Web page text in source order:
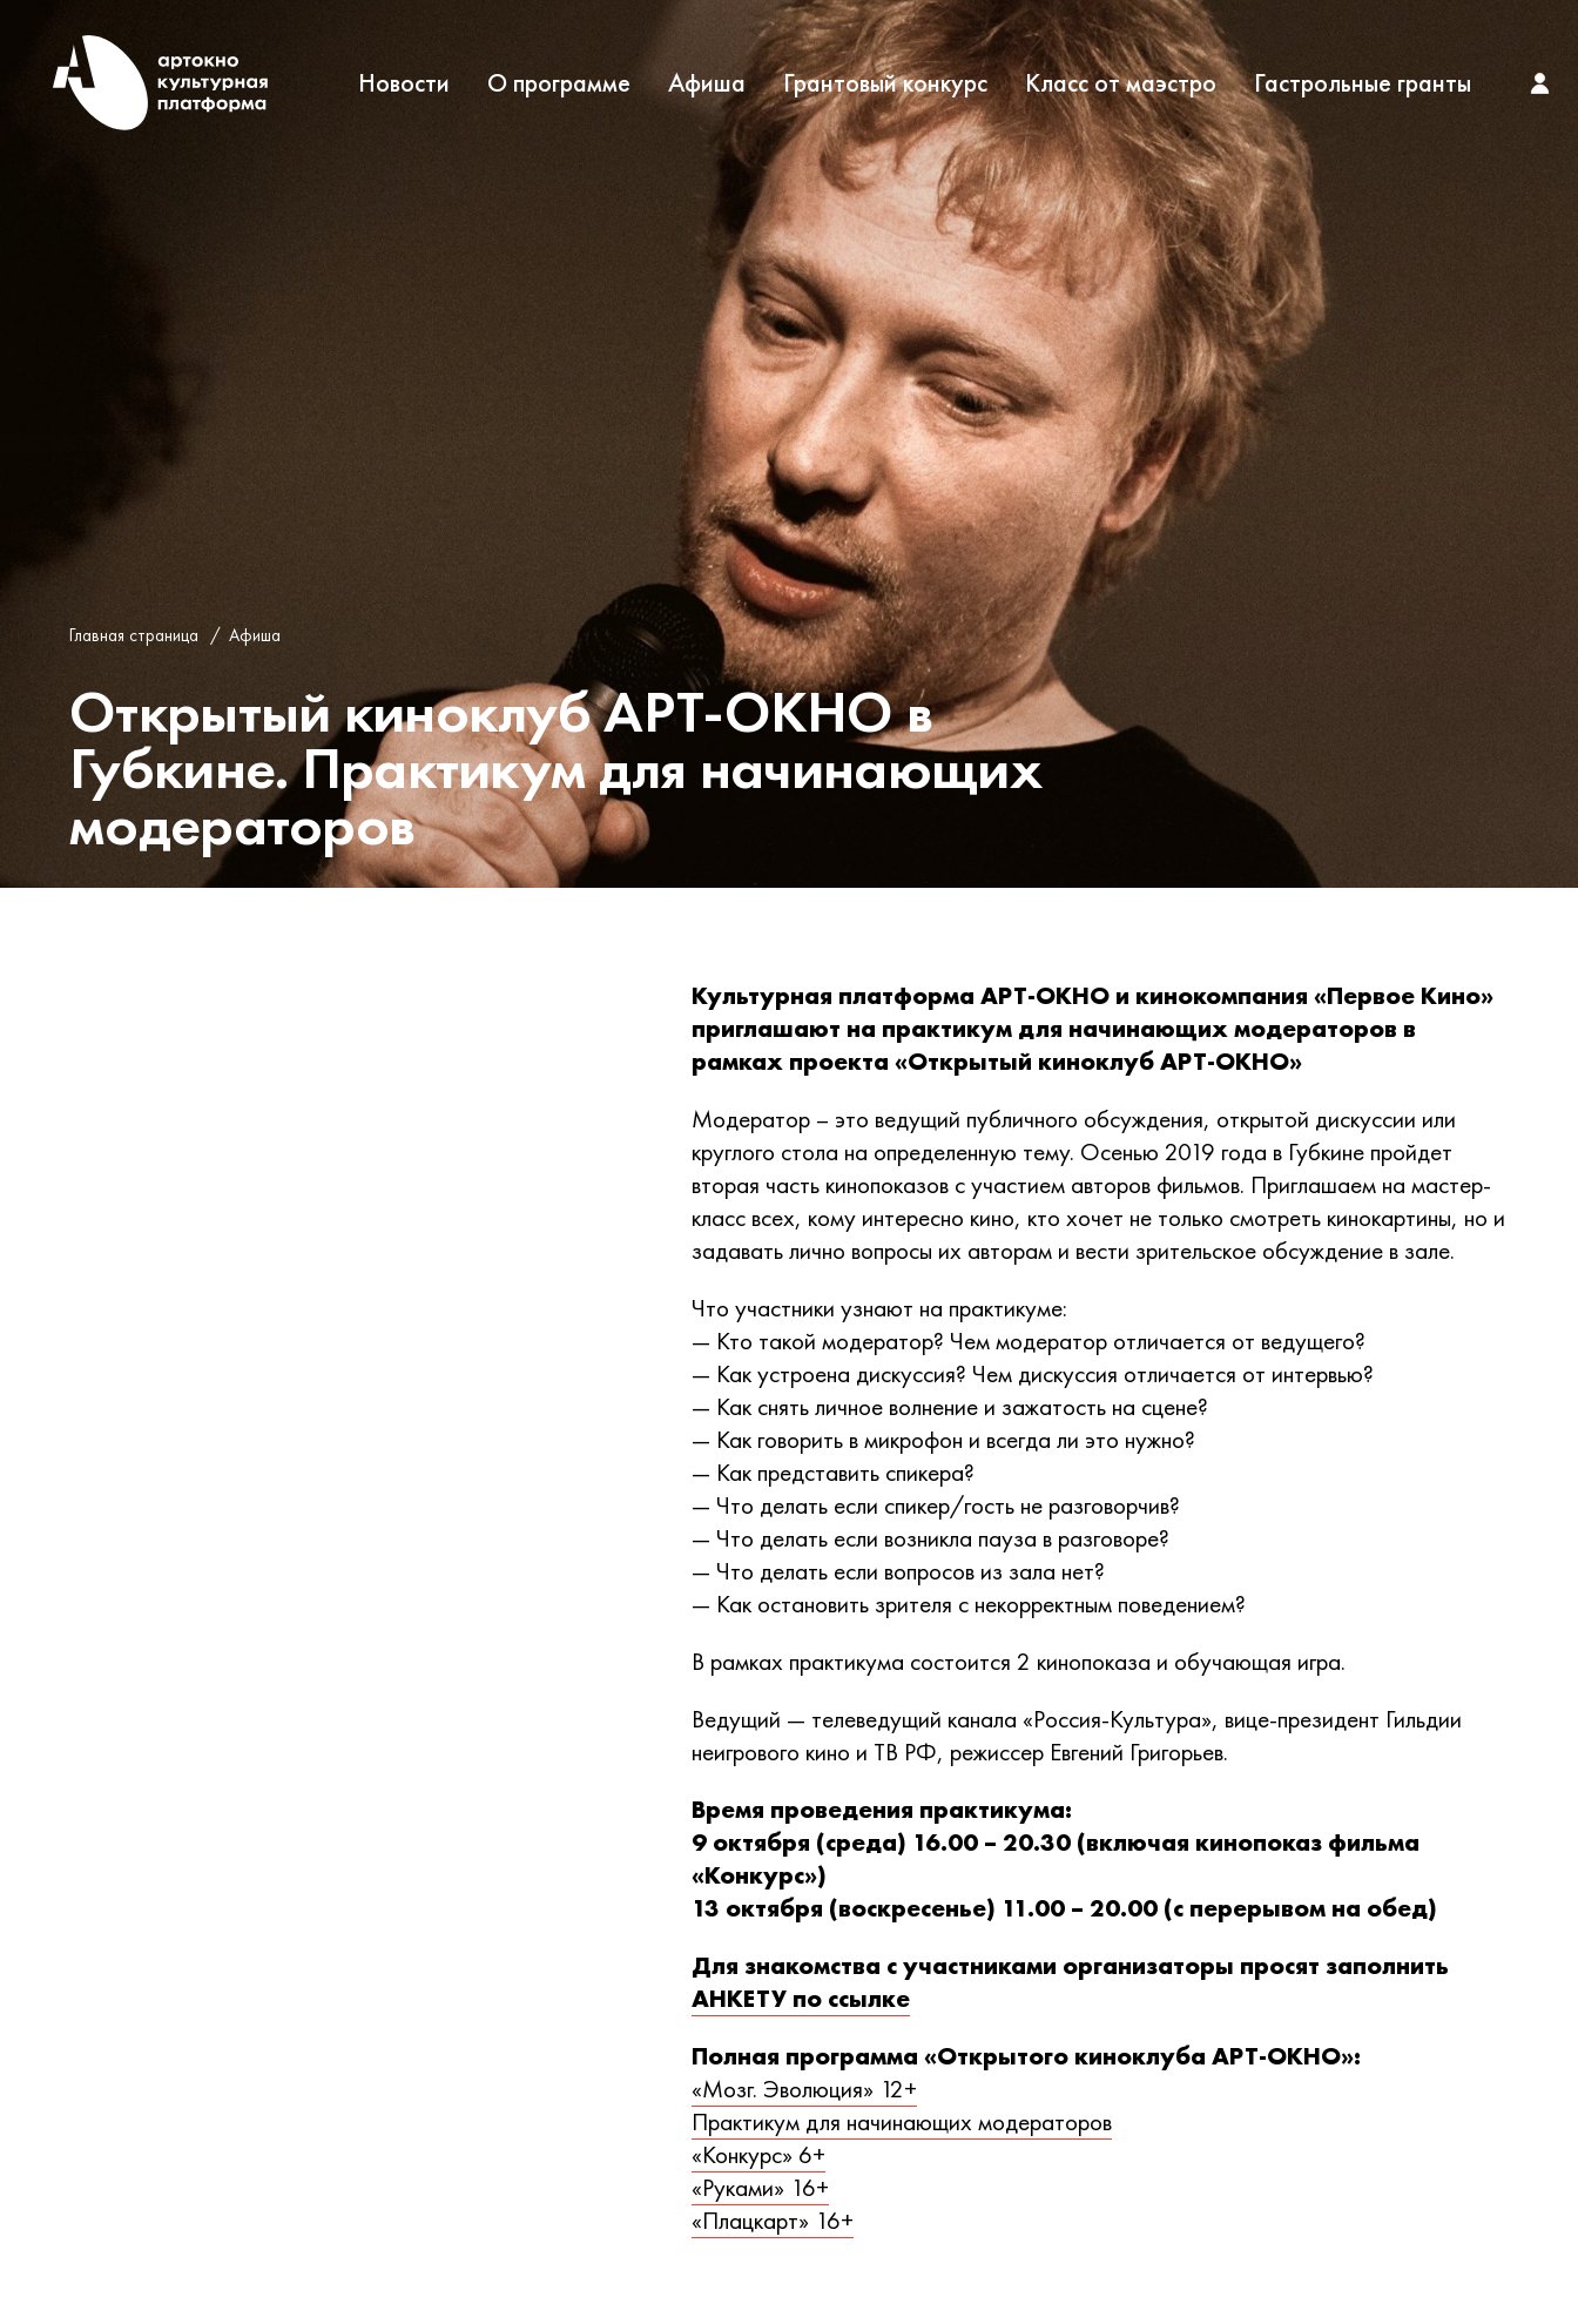
Новости О программе Афиша Грантовый конкурс Класс от маэстро Гастрольные гранты
Главная страница / Афиша
Открытый киноклуб АРТ-ОКНО в
Губкине. Практикум для начинающих
модераторов
Культурная платформа АРТ-ОКНО и кинокомпания «Первое Кино»
приглашают на практикум для начинающих модераторов в
рамках проекта «Открытый киноклуб АРТ-ОКНО»
Модератор – это ведущий публичного обсуждения, открытой дискуссии или
круглого стола на определенную тему. Осенью 2019 года в Губкине пройдет
вторая часть кинопоказов с участием авторов фильмов. Приглашаем на мастер-
класс всех, кому интересно кино, кто хочет не только смотреть кинокартины, но и
задавать лично вопросы их авторам и вести зрительское обсуждение в зале.
Что участники узнают на практикуме:
— Кто такой модератор? Чем модератор отличается от ведущего?
— Как устроена дискуссия? Чем дискуссия отличается от интервью?
— Как снять личное волнение и зажатость на сцене?
— Как говорить в микрофон и всегда ли это нужно?
— Как представить спикера?
— Что делать если спикер/гость не разговорчив?
— Что делать если возникла пауза в разговоре?
— Что делать если вопросов из зала нет?
— Как остановить зрителя с некорректным поведением?
В рамках практикума состоится 2 кинопоказа и обучающая игра.
Ведущий — телеведущий канала «Россия-Культура», вице-президент Гильдии
неигрового кино и ТВ РФ, режиссер Евгений Григорьев.
Время проведения практикума:
9 октября (среда) 16.00 – 20.30 (включая кинопоказ фильма
«Конкурс»)
13 октября (воскресенье) 11.00 – 20.00 (с перерывом на обед)
Для знакомства с участниками организаторы просят заполнить
АНКЕТУ по ссылке
Полная программа «Открытого киноклуба АРТ-ОКНО»:
«Мозг. Эволюция» 12+
Практикум для начинающих модераторов
«Конкурс» 6+
«Руками» 16+
«Плацкарт» 16+